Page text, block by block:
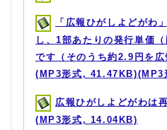
「広報ひがしよどがわ
し、1部あたりの発行単価
です（そのうち約2.9円を広
(MP3形式,
広報ひがしよどがわは
(MP3形式, 14.04KB)